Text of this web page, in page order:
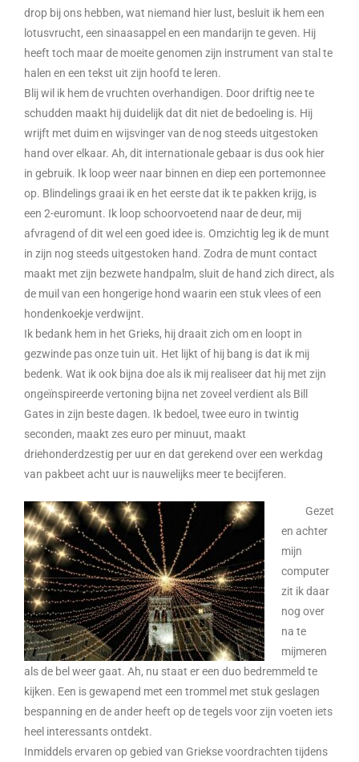
drop bij ons hebben, wat niemand hier lust, besluit ik hem een
lotusvrucht, een sinaasappel en een mandarijn te geven. Hij
heeft toch maar de moeite genomen zijn instrument van stal te
halen en een tekst uit zijn hoofd te leren.
Blij wil ik hem de vruchten overhandigen. Door driftig nee te
schudden maakt hij duidelijk dat dit niet de bedoeling is. Hij
wrijft met duim en wijsvinger van de nog steeds uitgestoken
hand over elkaar. Ah, dit internationale gebaar is dus ook hier
in gebruik. Ik loop weer naar binnen en diep een portemonnee
op. Blindelings graai ik en het eerste dat ik te pakken krijg, is
een 2-euromunt. Ik loop schoorvoetend naar de deur, mij
afvragend of dit wel een goed idee is. Omzichtig leg ik de munt
in zijn nog steeds uitgestoken hand. Zodra de munt contact
maakt met zijn bezwete handpalm, sluit de hand zich direct, als
de muil van een hongerige hond waarin een stuk vlees of een
hondenkoekje verdwijnt.
Ik bedank hem in het Grieks, hij draait zich om en loopt in
gezwinde pas onze tuin uit. Het lijkt of hij bang is dat ik mij
bedenk. Wat ik ook bijna doe als ik mij realiseer dat hij met zijn
ongeïnspireerde vertoning bijna net zoveel verdient als Bill
Gates in zijn beste dagen. Ik bedoel, twee euro in twintig
seconden, maakt zes euro per minuut, maakt
driehonderdzestig per uur en dat gerekend over een werkdag
van pakbeet acht uur is nauwelijks meer te becijferen.
Gezet
en achter
mijn
computer
zit ik daar
nog over
na te
mijmeren
als de bel weer gaat. Ah, nu staat er een duo bedremmeld te
kijken. Een is gewapend met een trommel met stuk geslagen
bespanning en de ander heeft op de tegels voor zijn voeten iets
heel interessants ontdekt.
Inmiddels ervaren op gebied van Griekse voordrachten tijdens